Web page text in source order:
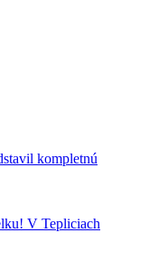
kompletnú
V Tepliciach